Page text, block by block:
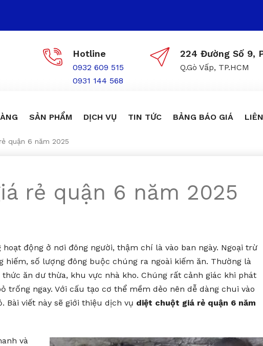
Hotline
0932 609 515
0931 144 568
224 Đường Số 9,
Q.Gò Vấp, TP.HCM
SẢN PHẨM DỊCH VỤ TIN TỨC BẢNG BÁO GIÁ
quận 6 năm 2025
rẻ quận 6 năm 2025
động ở nơi đông người, thậm chí là vào ban ngày. Ngoại trừ
hiếm, số lượng đông buộc chúng ra ngoài kiếm ăn. Thường là
ăn dư thừa, khu vực nhà kho. Chúng rất cảnh giác khi phát
trống ngay. Với cấu tạo cơ thể mềm dẻo nên dễ dàng chui vào
Bài viết này sẽ giới thiệu dịch vụ diệt chuột giá rẻ quận 6 năm
và